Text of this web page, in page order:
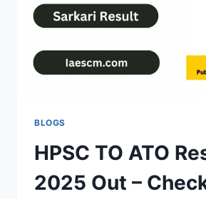
BLOGS
HPSC TO ATO
2025 Out –